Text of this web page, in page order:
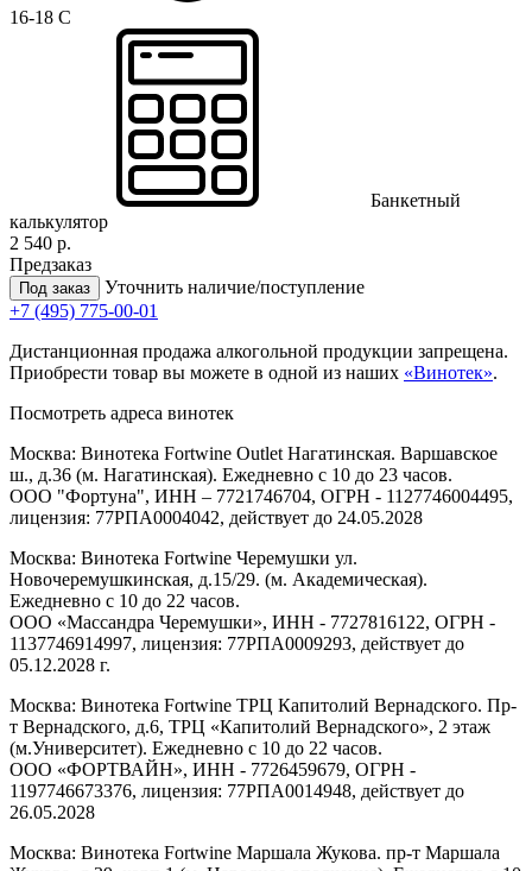
16-18 C
Банкетный
калькулятор
2 540 р.
Предзаказ
Под заказ
Уточнить наличие/поступление
+7 (495) 775-00-01
Дистанционная продажа алкогольной продукции запрещена.
Приобрести товар вы можете в одной из наших «Винотек».
Посмотреть адреса винотек
Москва: Винотека Fortwine Outlet Нагатинская. Варшавское
ш., д.36 (м. Нагатинская). Ежедневно с 10 до 23 часов.
ООО "Фортуна", ИНН – 7721746704, ОГРН - 1127746004495,
лицензия: 77РПА0004042, действует до 24.05.2028
Москва: Винотека Fortwine Черемушки ул.
Новочеремушкинская, д.15/29. (м. Академическая).
Ежедневно с 10 до 22 часов.
ООО «Массандра Черемушки», ИНН - 7727816122, ОГРН -
1137746914997, лицензия: 77РПА0009293, действует до
05.12.2028 г.
Москва: Винотека Fortwine ТРЦ Капитолий Вернадского. Пр-
т Вернадского, д.6, ТРЦ «Капитолий Вернадского», 2 этаж
(м.Университет). Ежедневно с 10 до 22 часов.
ООО «ФОРТВАЙН», ИНН - 7726459679, ОГРН -
1197746673376, лицензия: 77РПА0014948, действует до
26.05.2028
Москва: Винотека Fortwine Маршала Жукова. пр-т Маршала